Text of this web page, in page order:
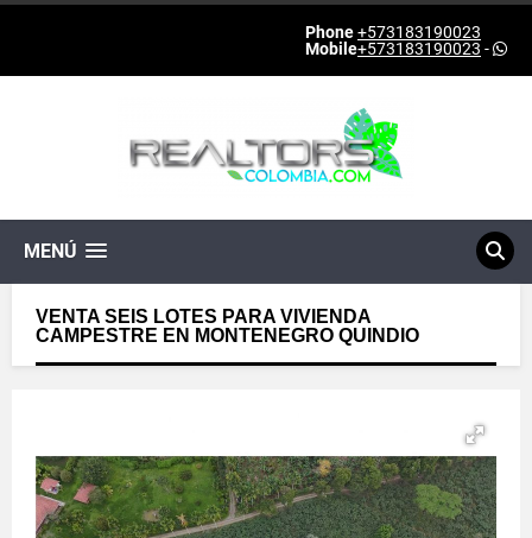
Phone+573183190023
Mobile+573183190023 -
MENÚ
VENTA SEIS LOTES PARA VIVIENDA
CAMPESTRE EN MONTENEGRO QUINDIO